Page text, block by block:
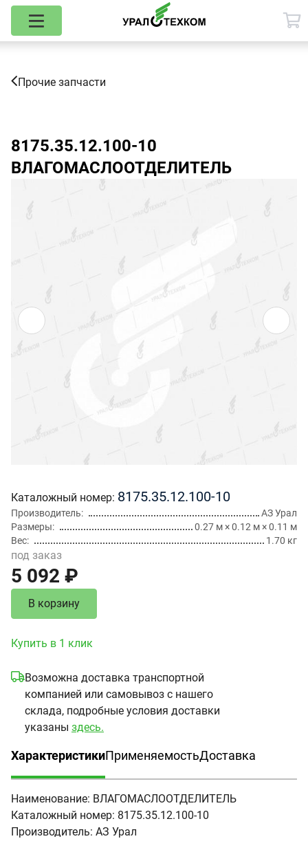
Прочие запчасти
8175.35.12.100-10
ВЛАГОМАСЛООТДЕЛИТЕЛЬ
Каталожный номер 8175.35.12.100-10
Производитель
АЗ Урал
Размеры
0.27 м × 0.12 м × 0.11 м
Вес
1.70 кг
под заказ
5 092 ₽
В корзину
Купить в 1 клик
Возможна доставка транспортной
компанией или самовывоз с нашего
склада, подробные условия доставки
указаны здесь.
Характеристики
(активная вкладка)
ПрименяемостьДоставка
Наименование: ВЛАГОМАСЛООТДЕЛИТЕЛЬ
Каталожный номер: 8175.35.12.100-10
Производитель: АЗ Урал